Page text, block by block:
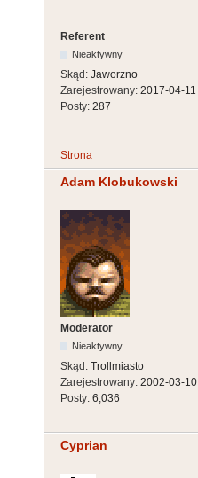
Referent
Nieaktywny
Skąd: Jaworzno
Zarejestrowany: 2017-04-11
Posty: 287
Strona
Adam Klobukowski
Moderator
Nieaktywny
Skąd: Trollmiasto
Zarejestrowany: 2002-03-10
Posty: 6,036
Cyprian